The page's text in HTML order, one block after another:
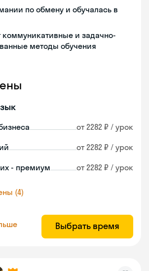
по обмену и обучалась в
коммуникативные и задачно-
методы обучения
от 2282 ₽ / урок
от 2282 ₽ / урок
- премиум от 2282 ₽ / урок
(4)
Выбрать время